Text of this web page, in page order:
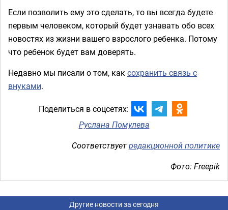
Если позволить ему это сделать, то вы всегда будете
первым человеком, который будет узнавать обо всех
новостях из жизни вашего взрослого ребенка. Потому
что ребенок будет вам доверять.
Недавно мы писали о том, каксохранить связь с
внуками.
Поделиться в соцсетях:
Руслана Помулева
Соответствуетредакционной политике
Фото: Freepik
Другие новости за сегодня